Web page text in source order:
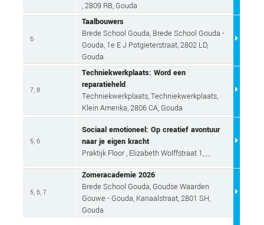
, 2809 RB, Gouda
6
Taalbouwers
Brede School Gouda, Brede School Gouda -
Gouda, 1e E J Potgieterstraat, 2802 LD,
Gouda
7, 8
Techniekwerkplaats: Word een
reparatieheld
Techniekwerkplaats, Techniekwerkplaats,
Klein Amerika, 2806 CA, Gouda
5, 6
Sociaal emotioneel: Op creatief avontuur
naar je eigen kracht
Praktijk Floor , Elizabeth Wolffstraat 1, , ,
5, 6, 7
Zomeracademie 2026
Brede School Gouda, Goudse Waarden
Gouwe - Gouda, Kanaalstraat, 2801 SH,
Gouda